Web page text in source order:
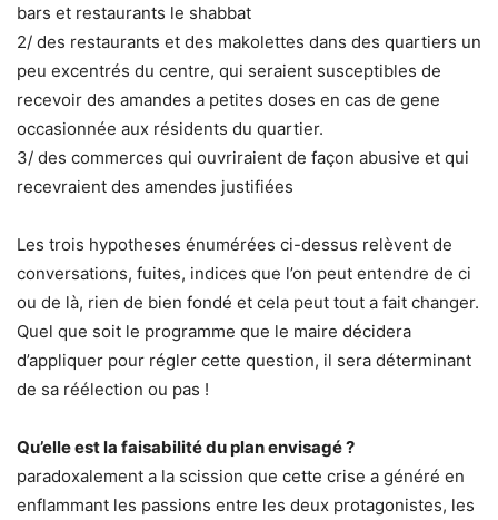
bars et restaurants le shabbat
2/ des restaurants et des makolettes dans des quartiers un
peu excentrés du centre, qui seraient susceptibles de
recevoir des amandes a petites doses en cas de gene
occasionnée aux résidents du quartier.
3/ des commerces qui ouvriraient de façon abusive et qui
recevraient des amendes justifiées
Les trois hypotheses énumérées ci-dessus relèvent de
conversations, fuites, indices que l’on peut entendre de ci
ou de là, rien de bien fondé et cela peut tout a fait changer.
Quel que soit le programme que le maire décidera
d’appliquer pour régler cette question, il sera déterminant
de sa réélection ou pas !
Qu’elle est la faisabilité du plan envisagé ?
paradoxalement a la scission que cette crise a généré en
enflammant les passions entre les deux protagonistes, les